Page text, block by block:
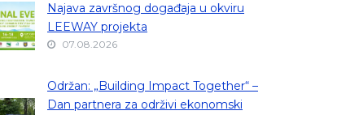
Najava završnog događaja u okviru
LEEWAY projekta
07.08.2026
Održan: „Building Impact Together“ –
Dan partnera za održivi ekonomski